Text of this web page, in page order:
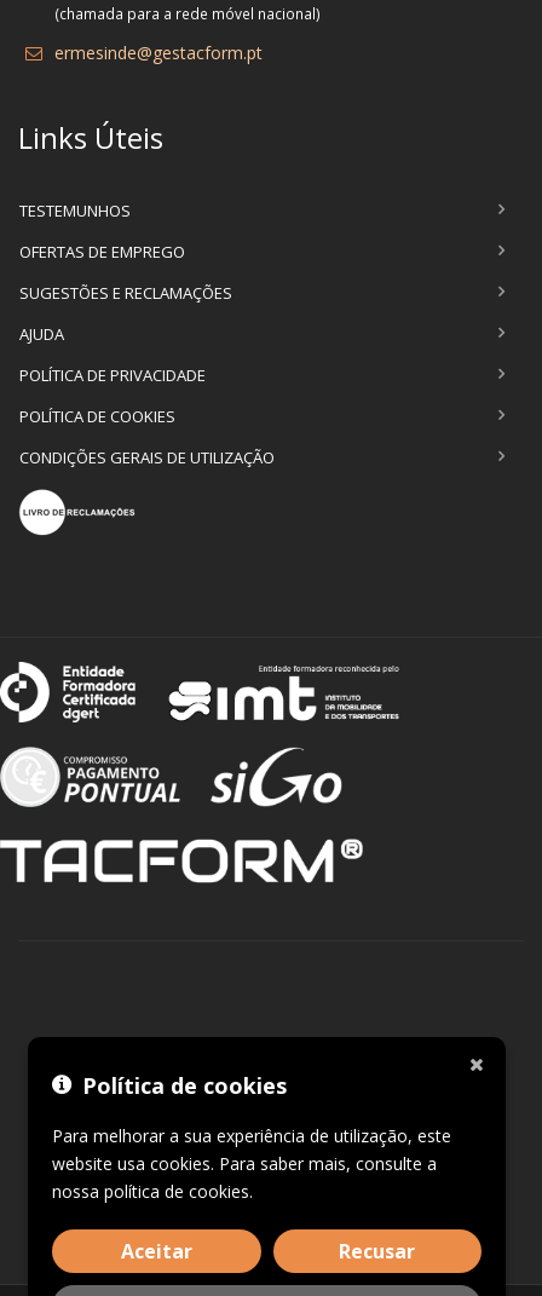
(chamada para a rede móvel nacional)
ermesinde@gestacform.pt
Links Úteis
TESTEMUNHOS
OFERTAS DE EMPREGO
SUGESTÕES E RECLAMAÇÕES
AJUDA
POLÍTICA DE PRIVACIDADE
POLÍTICA DE COOKIES
CONDIÇÕES GERAIS DE UTILIZAÇÃO
Política de cookies
Para melhorar a sua experiência de utilização, este
website usa cookies. Para saber mais, consulte a
nossa política de cookies.
Aceitar Recusar